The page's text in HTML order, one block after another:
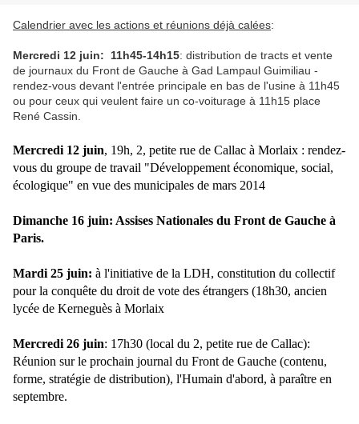
Calendrier avec les actions et réunions déjà calées:
Mercredi 12 juin: 11h45-14h15: distribution de tracts et vente
de journaux du Front de Gauche à Gad Lampaul Guimiliau -
rendez-vous devant l'entrée principale en bas de l'usine à 11h45
ou pour ceux qui veulent faire un co-voiturage à 11h15 place
René Cassin.
Mercredi 12 juin, 19h, 2, petite rue de Callac à Morlaix : rendez-
vous du groupe de travail "Développement économique, social,
écologique" en vue des municipales de mars 2014
Dimanche 16 juin: Assises Nationales du Front de Gauche à
Paris.
Mardi 25 juin: à l'initiative de la LDH, constitution du collectif
pour la conquête du droit de vote des étrangers (18h30, ancien
lycée de Kerneguès à Morlaix
Mercredi 26 juin: 17h30 (local du 2, petite rue de Callac):
Réunion sur le prochain journal du Front de Gauche (contenu,
forme, stratégie de distribution), l'Humain d'abord, à paraître en
septembre.